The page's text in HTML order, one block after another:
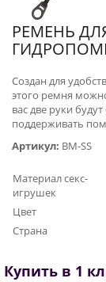
РЕМЕНЬ
Создан для
этого ремня
вас две руки
поддерживать
Артикул: BM-SS
Материал секс-
игрушек
Цвет
Страна
Купить в 1